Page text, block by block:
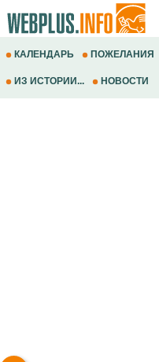
КАЛЕНДАРЬ ПОЖЕЛАНИЯ
ИЗ ИСТОРИИ... НОВОСТИ